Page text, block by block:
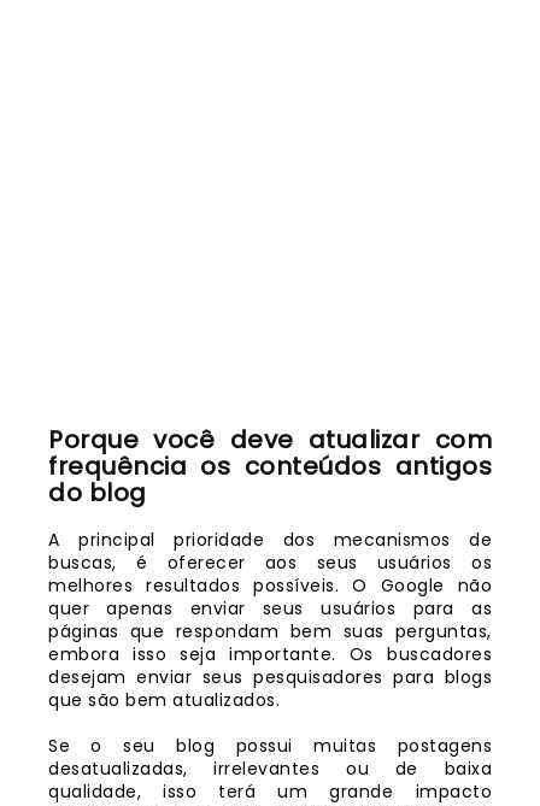
Porque você deve atualizar com
frequência os conteúdos antigos
do blog
A principal prioridade dos mecanismos de
buscas, é oferecer aos seus usuários os
melhores resultados possíveis. O Google não
quer apenas enviar seus usuários para as
páginas que respondam bem suas perguntas,
embora isso seja importante. Os buscadores
desejam enviar seus pesquisadores para blogs
que são bem atualizados.
Se o seu blog possui muitas postagens
desatualizadas, irrelevantes ou de baixa
qualidade, isso terá um grande impacto